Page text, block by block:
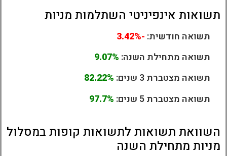
תשואות אינפיניטי השתלמות מניות
תשואה חודשית: -3.42%
תשואה מתחילת השנה: 9.07%
תשואה מצטברת 3 שנים:
82.22%
תשואה מצטברת 5 שנים:
97.7%
השוואת תשואות לתשואות קופות במסלול
מניות מתחילת השנה